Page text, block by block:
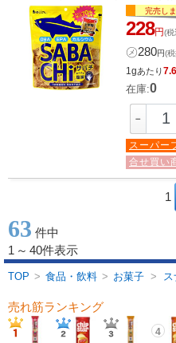
完売し
228円(税
㋱280円(
1gあたり7.6
在庫:0
－
スーパー
合せ買い
1
63 件中
1 ～ 40件表示
TOP > 食品・飲料 > お菓子 >
売れ筋ランキング
4